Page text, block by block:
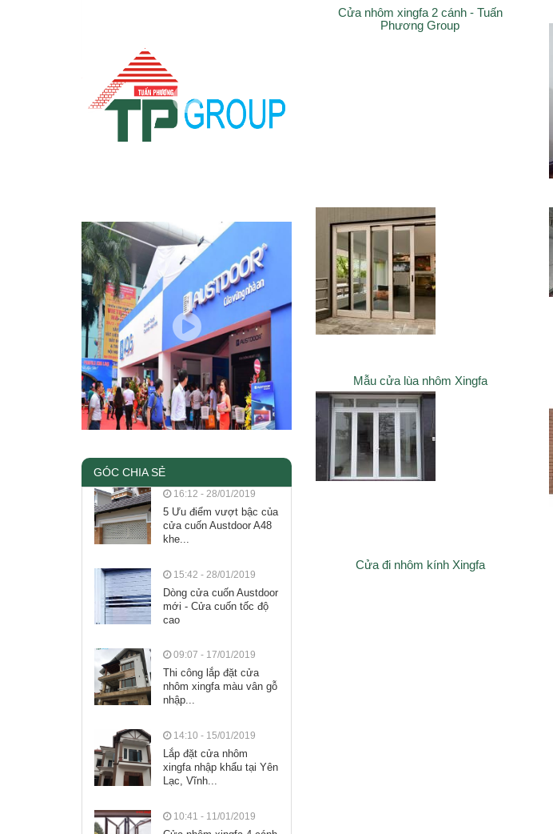
GÓC CHIA SẺ
16:12 - 28/01/2019
5 Ưu điểm vượt bậc của
cửa cuốn Austdoor A48
khe...
15:42 - 28/01/2019
Dòng cửa cuốn Austdoor
mới - Cửa cuốn tốc độ
cao
09:07 - 17/01/2019
Thi công lắp đặt cửa
nhôm xingfa màu vân gỗ
nhập...
14:10 - 15/01/2019
Lắp đặt cửa nhôm
xingfa nhập khẩu tại Yên
Lạc, Vĩnh...
10:41 - 11/01/2019
Cửa nhôm xingfa 2 cánh - Tuấn
Phương Group
Mẫu cửa lùa nhôm Xingfa
Cửa đi nhôm kính Xingfa